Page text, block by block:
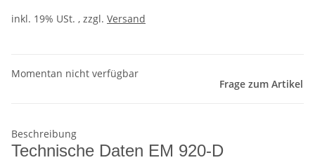
inkl. 19% USt. , zzgl. Versand
Momentan nicht verfügbar
Frage zum Artikel
Beschreibung
Technische Daten EM 920-D